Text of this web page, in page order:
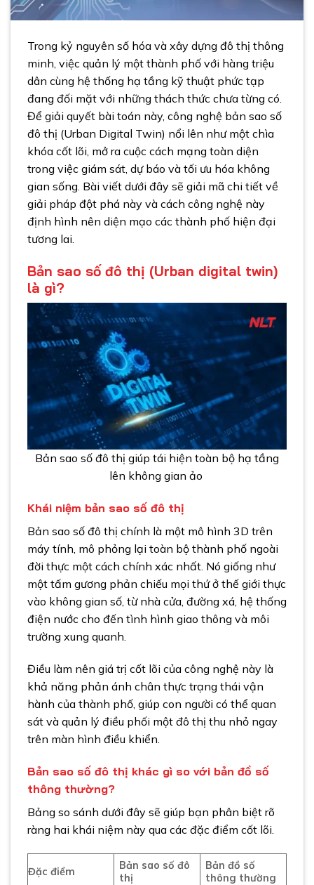
Trong kỷ nguyên số hóa và xây dựng đô thị thông
minh, việc quản lý một thành phố với hàng triệu
dân cùng hệ thống hạ tầng kỹ thuật phức tạp
đang đối mặt với những thách thức chưa từng có.
Để giải quyết bài toán này, công nghệ bản sao số
đô thị (Urban Digital Twin) nổi lên như một chìa
khóa cốt lõi, mở ra cuộc cách mạng toàn diện
trong việc giám sát, dự báo và tối ưu hóa không
gian sống. Bài viết dưới đây sẽ giải mã chi tiết về
giải pháp đột phá này và cách công nghệ này
định hình nên diện mạo các thành phố hiện đại
tương lai.
Bản sao số đô thị (Urban digital twin)
là gì?
Bản sao số đô thị giúp tái hiện toàn bộ hạ tầng
lên không gian ảo
Khái niệm bản sao số đô thị
Bản sao số đô thị chính là một mô hình 3D trên
máy tính, mô phỏng lại toàn bộ thành phố ngoài
đời thực một cách chính xác nhất. Nó giống như
một tấm gương phản chiếu mọi thứ ở thế giới thực
vào không gian số, từ nhà cửa, đường xá, hệ thống
điện nước cho đến tình hình giao thông và môi
trường xung quanh.
Điều làm nên giá trị cốt lõi của công nghệ này là
khả năng phản ánh chân thực trạng thái vận
hành của thành phố, giúp con người có thể quan
sát và quản lý điều phối một đô thị thu nhỏ ngay
trên màn hình điều khiển.
Bản sao số đô thị khác gì so với bản đồ số
thông thường?
Bảng so sánh dưới đây sẽ giúp bạn phân biệt rõ
ràng hai khái niệm này qua các đặc điểm cốt lõi.
Đặc điểm
Bản sao số đô
thị
Bản đồ số
thông thường